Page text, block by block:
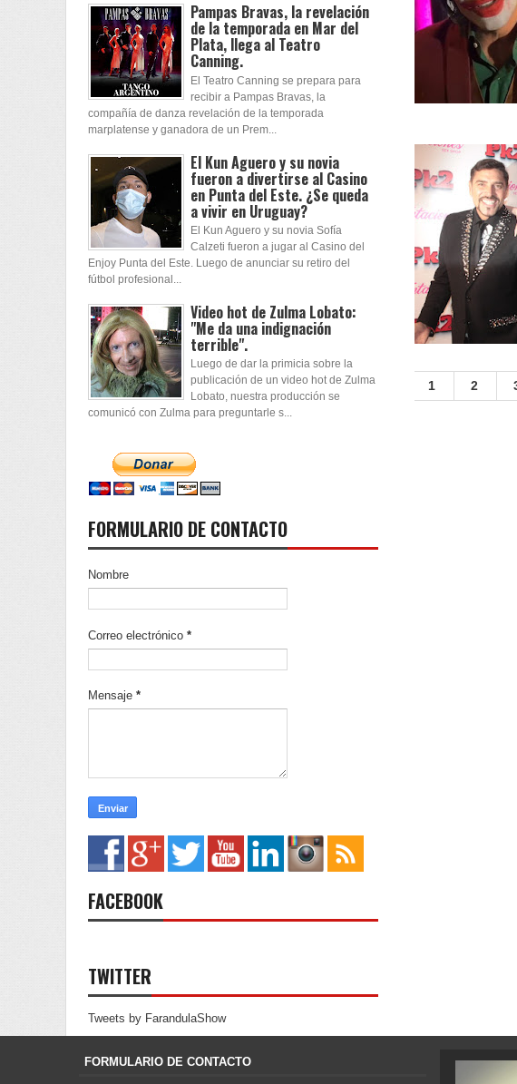
1 2
Pampas Bravas, la revelación
de la temporada en Mar del
Plata, llega al Teatro
Canning.
El Teatro Canning se prepara para
recibir a Pampas Bravas, la
compañía de danza revelación de la temporada
marplatense y ganadora de un Prem...
El Kun Aguero y su novia
fueron a divertirse al Casino
en Punta del Este. ¿Se queda
a vivir en Uruguay?
El Kun Aguero y su novia Sofía
Calzeti fueron a jugar al Casino del
Enjoy Punta del Este. Luego de anunciar su retiro del
fútbol profesional...
Video hot de Zulma Lobato:
"Me da una indignación
terrible".
Luego de dar la primicia sobre la
publicación de un video hot de Zulma
Lobato, nuestra producción se
comunicó con Zulma para preguntarle s...
FORMULARIO DE CONTACTO
Nombre
Correo electrónico *
Mensaje *
FACEBOOK
TWITTER
Tweets by FarandulaShow
FORMULARIO DE CONTACTO